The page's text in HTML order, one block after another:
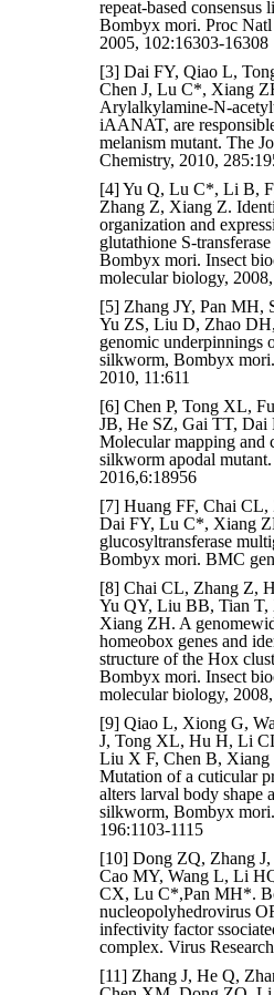
repeat-based consensus
Bombyx mori. Proc
2005, 102:16303-16308
[3] Dai FY, Qiao L,
Chen J, Lu C*, Xiang
Arylalkylamine-N-
iAANAT, are
melanism mutant. The
Chemistry, 2010,
[4] Yu Q, Lu C*, Li B,
Zhang Z, Xiang Z.
organization and
glutathione S-
Bombyx mori. Insect
molecular biology,
[5] Zhang JY, Pan MH,
Yu ZS, Liu D, Zhao
genomic underpinnings
silkworm, Bombyx
2010, 11:611
[6] Chen P, Tong XL,
JB, He SZ, Gai TT,
Molecular mapping and
silkworm apodal
2016,6:18956
[7] Huang FF, Chai
Dai FY, Lu C*, Xiang
glucosyltransferase
Bombyx mori. BMC
[8] Chai CL, Zhang Z,
Yu QY, Liu BB, Tian
Xiang ZH. A
homeobox genes and
structure of the Hox
Bombyx mori. Insect
molecular biology,
[9] Qiao L, Xiong G,
J, Tong XL, Hu H, Li
Liu X F, Chen B,
Mutation of a cuticular
alters larval body shape
silkworm, Bombyx
196:1103-1115
[10] Dong ZQ, Zhang
Cao MY, Wang L, Li
CX, Lu C*,Pan MH*.
nucleopolyhedrovirus
infectivity factor
complex. Virus
[11] Zhang J, He Q,